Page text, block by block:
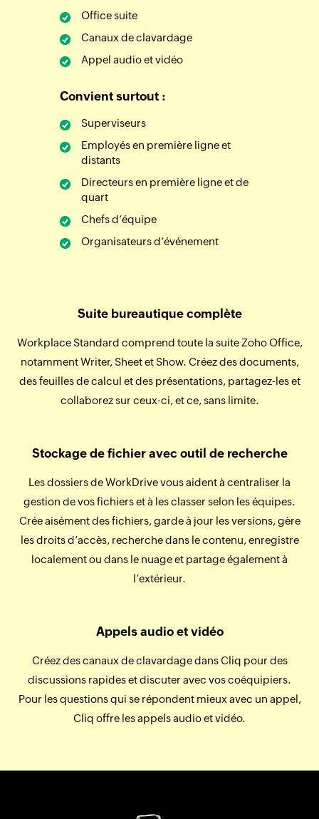
Office suite
Canaux de clavardage
Appel audio et vidéo
Convient surtout :
Superviseurs
Employés en première ligne et
distants
Directeurs en première ligne et de
quart
Chefs d’équipe
Organisateurs d’événement
Suite bureautique complète
Workplace Standard comprend toute la suite Zoho Office,
notamment Writer, Sheet et Show. Créez des documents,
des feuilles de calcul et des présentations, partagez-les et
collaborez sur ceux-ci, et ce, sans limite.
Stockage de fichier avec outil de recherche
Les dossiers de WorkDrive vous aident à centraliser la
gestion de vos fichiers et à les classer selon les équipes.
Crée aisément des fichiers, garde à jour les versions, gère
les droits d’accès, recherche dans le contenu, enregistre
localement ou dans le nuage et partage également à
l’extérieur.
Appels audio et vidéo
Créez des canaux de clavardage dans Cliq pour des
discussions rapides et discuter avec vos coéquipiers.
Pour les questions qui se répondent mieux avec un appel,
Cliq offre les appels audio et vidéo.